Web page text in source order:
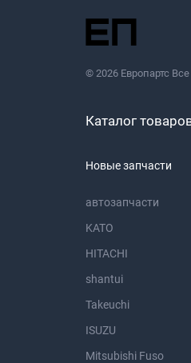
© 2026 Европартс
Каталог
Новые запчасти
автозапчасти
KATO
HITACHI
shantui
Takeuchi
ISUZU
Mitsubishi Fuso